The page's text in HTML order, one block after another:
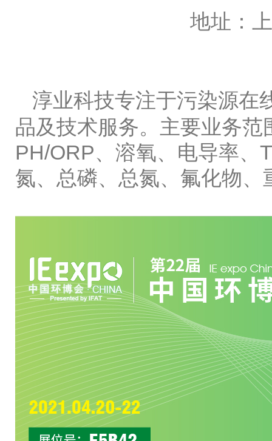
地址：
淳业科技专注于污染源在
品及技术服务。主要业务
PH/ORP、溶氧、电导率、
氮、总磷、总氮、氟化物